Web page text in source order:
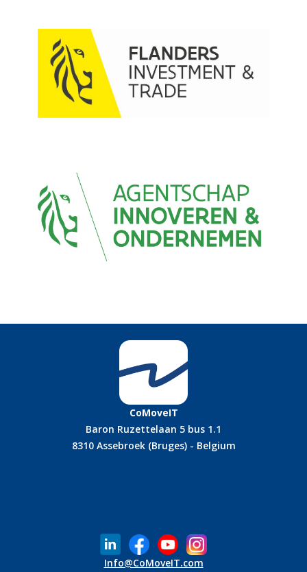
CoMoveIT
Baron Ruzettelaan 5 bus 1.1
8310 Assebroek (Bruges) - Belgium
Info@CoMoveIT.com